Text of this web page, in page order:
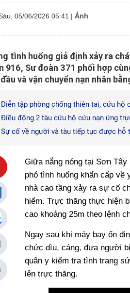
05/06/2026 05:41 | Ảnh
tình huống giả định xảy ra
916, Sư đoàn 371 phối hợp
đầu và vận chuyển nạn nhân
Diễn tập phòng chống thiên tai, cứu hộ
Điều động 2 tàu cứu hộ cứu nạn ứng
Sự cố về người và tàu tiếp tục được
Giữa nắng nóng tại Sơn
phó tình huống khẩn cấp về
nhà cao tầng xảy ra sự cố
hiểm. Trực thăng thực hiện
cao khoảng 25m theo lệnh
Ngay sau khi máy bay ổn
chức dìu, cáng, đưa người
quân y kiểm tra tình trạng
lên trực thăng.